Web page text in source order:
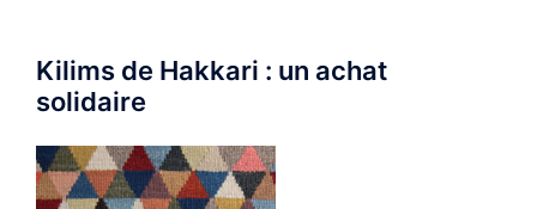
Kilims de Hakkari : un achat
solidaire